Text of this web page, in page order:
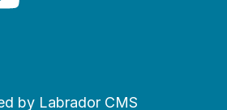
by Labrador CMS